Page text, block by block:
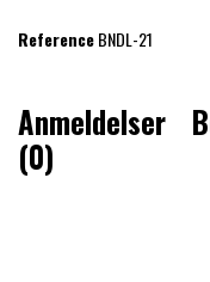
ReferenceBNDL-21
Anmeldelser
(0)